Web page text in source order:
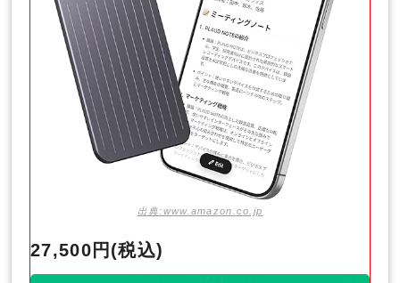
出典:www.amazon.co.jp
27,500円(税込)